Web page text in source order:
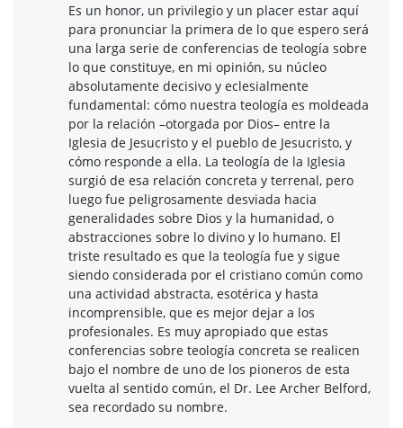
Es un honor, un privilegio y un placer estar aquí
para pronunciar la primera de lo que espero será
una larga serie de conferencias de teología sobre
lo que constituye, en mi opinión, su núcleo
absolutamente decisivo y eclesialmente
fundamental: cómo nuestra teología es moldeada
por la relación –otorgada por Dios– entre la
Iglesia de Jesucristo y el pueblo de Jesucristo, y
cómo responde a ella. La teología de la Iglesia
surgió de esa relación concreta y terrenal, pero
luego fue peligrosamente desviada hacia
generalidades sobre Dios y la humanidad, o
abstracciones sobre lo divino y lo humano. El
triste resultado es que la teología fue y sigue
siendo considerada por el cristiano común como
una actividad abstracta, esotérica y hasta
incomprensible, que es mejor dejar a los
profesionales. Es muy apropiado que estas
conferencias sobre teología concreta se realicen
bajo el nombre de uno de los pioneros de esta
vuelta al sentido común, el Dr. Lee Archer Belford,
sea recordado su nombre.